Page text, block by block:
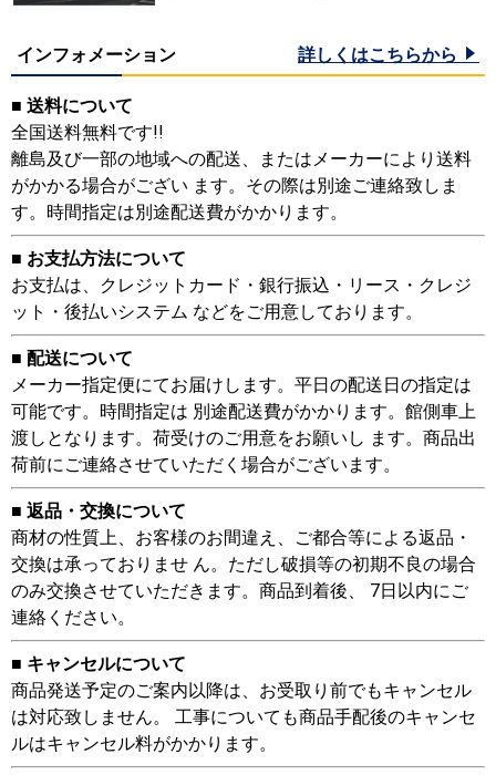
インフォメーション 詳しくはこちらから
■ 送料について
全国送料無料です!!
離島及び一部の地域への配送、またはメーカーにより送料
がかかる場合がござい ます。その際は別途ご連絡致しま
す。時間指定は別途配送費がかかります。
■ お支払方法について
お支払は、クレジットカード・銀行振込・リース・クレジ
ット・後払いシステム などをご用意しております。
■ 配送について
メーカー指定便にてお届けします。平日の配送日の指定は
可能です。時間指定は 別途配送費がかかります。館側車上
渡しとなります。荷受けのご用意をお願いし ます。商品出
荷前にご連絡させていただく場合がございます。
■ 返品・交換について
商材の性質上、お客様のお間違え、ご都合等による返品・
交換は承っておりませ ん。ただし破損等の初期不良の場合
のみ交換させていただきます。商品到着後、 7日以内にご
連絡ください。
■ キャンセルについて
商品発送予定のご案内以降は、お受取り前でもキャンセル
は対応致しません。 工事についても商品手配後のキャンセ
ルはキャンセル料がかかります。